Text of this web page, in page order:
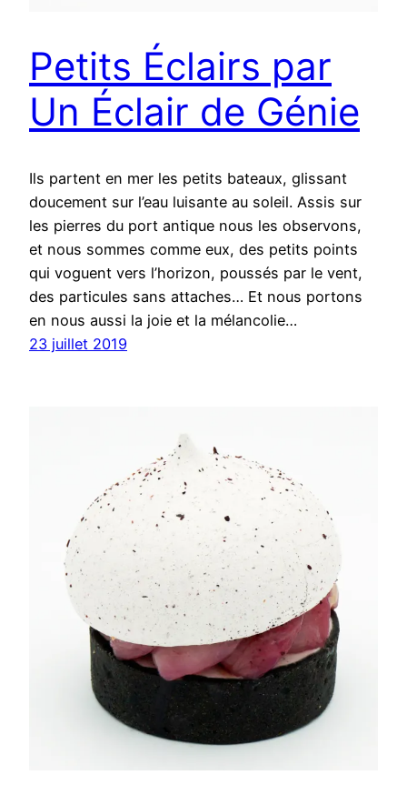
Petits Éclairs par
Un Éclair de Génie
Ils partent en mer les petits bateaux, glissant
doucement sur l’eau luisante au soleil. Assis sur
les pierres du port antique nous les observons,
et nous sommes comme eux, des petits points
qui voguent vers l’horizon, poussés par le vent,
des particules sans attaches… Et nous portons
en nous aussi la joie et la mélancolie…
23 juillet 2019